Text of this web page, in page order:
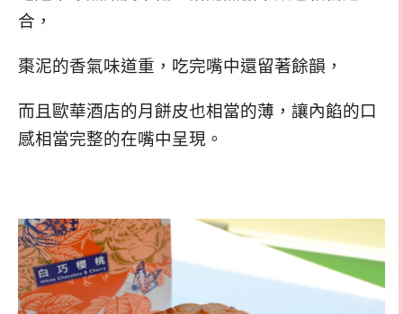
合，
棗泥的香氣味道重，吃完嘴中還留著餘韻，
而且歐華酒店的月餅皮也相當的薄，讓內餡的口
感相當完整的在嘴中呈現。